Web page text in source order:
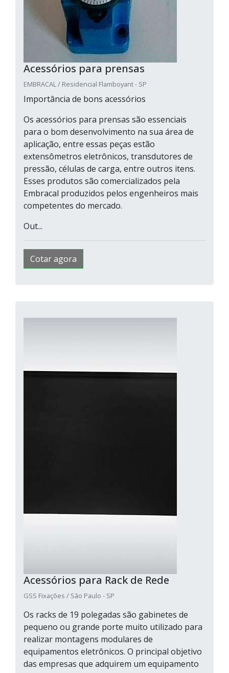
Acessórios para prensas
EMBRACAL / Residencial Flamboyant - SP
Importância de bons acessórios
Os acessórios para prensas são essenciais
para o bom desenvolvimento na sua área de
aplicação, entre essas peças estão
extensômetros eletrônicos, transdutores de
pressão, células de carga, entre outros itens.
Esses produtos são comercializados pela
Embracal produzidos pelos engenheiros mais
competentes do mercado.
Out...
Cotar agora
Acessórios para Rack de Rede
GSS Fixações / São Paulo - SP
Os racks de 19 polegadas são gabinetes de
pequeno ou grande porte muito utilizado para
realizar montagens modulares de
equipamentos eletrônicos. O principal objetivo
das empresas que adquirem um equipamento